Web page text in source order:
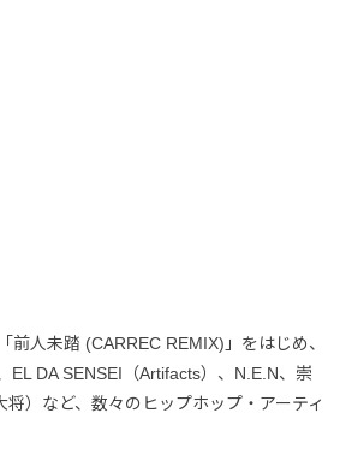
前人未踏 (CARREC REMIX)」をはじめ、
EL DA SENSEI（Artifacts）、N.E.N、崇
）など、数々のヒップホップ・アーティ